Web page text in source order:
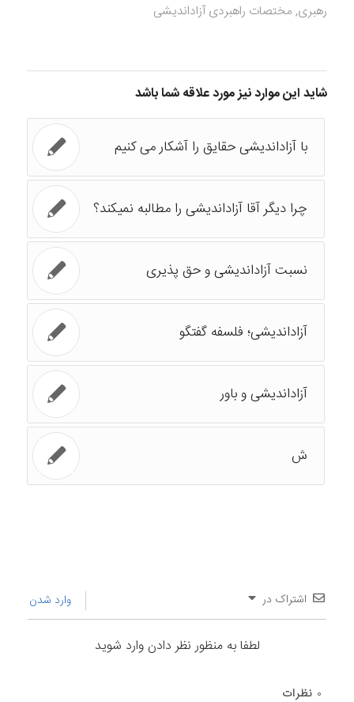
رهبری, مختصات راهبردی آزاداندیشی
شاید این موارد نیز مورد علاقه شما باشد
با آزاداندیشی حقایق را آشکار می کنیم
چرا دیگر آقا آزاداندیشی را مطالبه نمیکند؟
نسبت آزاداندیشی و حق پذیری
آزاداندیشی؛ فلسفه گفتگو
آزاداندیشی و باور
ش
اشتراک در وارد شدن
لطفا به منظور نظر دادن وارد شوید
۰ نظرات